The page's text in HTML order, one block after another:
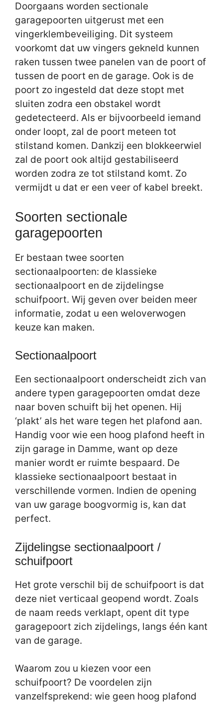
Doorgaans worden sectionale
garagepoorten uitgerust met een
vingerklembeveiliging. Dit systeem
voorkomt dat uw vingers gekneld kunnen
raken tussen twee panelen van de poort of
tussen de poort en de garage. Ook is de
poort zo ingesteld dat deze stopt met
sluiten zodra een obstakel wordt
gedetecteerd. Als er bijvoorbeeld iemand
onder loopt, zal de poort meteen tot
stilstand komen. Dankzij een blokkeerwiel
zal de poort ook altijd gestabiliseerd
worden zodra ze tot stilstand komt. Zo
vermijdt u dat er een veer of kabel breekt.
Soorten sectionale
garagepoorten
Er bestaan twee soorten
sectionaalpoorten: de klassieke
sectionaalpoort en de zijdelingse
schuifpoort. Wij geven over beiden meer
informatie, zodat u een weloverwogen
keuze kan maken.
Sectionaalpoort
Een sectionaalpoort onderscheidt zich van
andere typen garagepoorten omdat deze
naar boven schuift bij het openen. Hij
‘plakt’ als het ware tegen het plafond aan.
Handig voor wie een hoog plafond heeft in
zijn garage in Damme, want op deze
manier wordt er ruimte bespaard. De
klassieke sectionaalpoort bestaat in
verschillende vormen. Indien de opening
van uw garage boogvormig is, kan dat
perfect.
Zijdelingse sectionaalpoort /
schuifpoort
Het grote verschil bij de schuifpoort is dat
deze niet verticaal geopend wordt. Zoals
de naam reeds verklapt, opent dit type
garagepoort zich zijdelings, langs één kant
van de garage.
Waarom zou u kiezen voor een
schuifpoort? De voordelen zijn
vanzelfsprekend: wie geen hoog plafond